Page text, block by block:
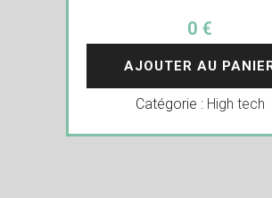
0 €
AJOUTER AU
Catégorie : High tech